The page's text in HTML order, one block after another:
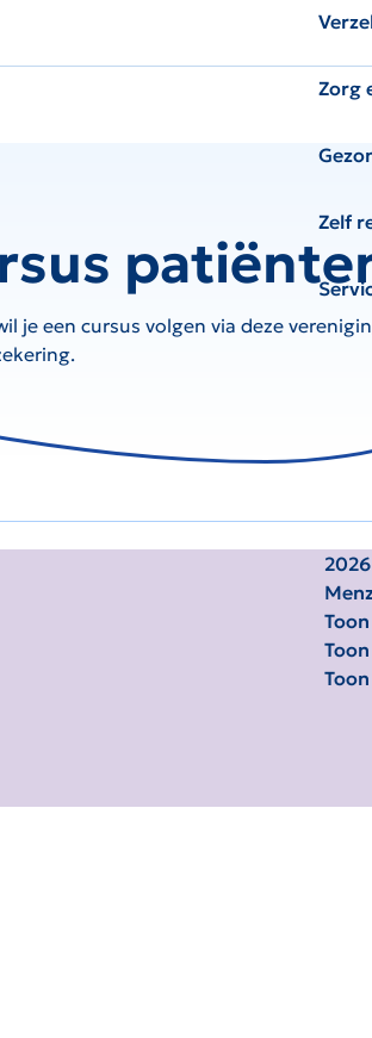
Zorg
Zelf
je een cursus volgen via deze
2026